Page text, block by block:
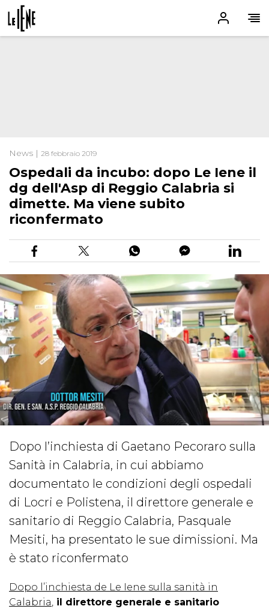
News | 28 febbraio 2019
Ospedali da incubo: dopo Le Iene il
dg dell'Asp di Reggio Calabria si
dimette. Ma viene subito
riconfermato
Dopo l’inchiesta di Gaetano Pecoraro sulla
Sanità in Calabria, in cui abbiamo
documentato le condizioni degli ospedali
di Locri e Polistena, il direttore generale e
sanitario di Reggio Calabria, Pasquale
Mesiti, ha presentato le sue dimissioni. Ma
è stato riconfermato
Dopo l’inchiesta de Le Iene sulla sanità in
Calabria, il direttore generale e sanitario